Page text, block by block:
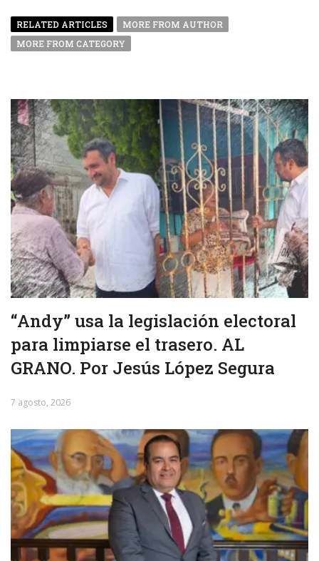
RELATED ARTICLES
MORE FROM AUTHOR
MORE FROM CATEGORY
“Andy” usa la legislación electoral
para limpiarse el trasero. AL
GRANO. Por Jesús López Segura
7 agosto, 2026